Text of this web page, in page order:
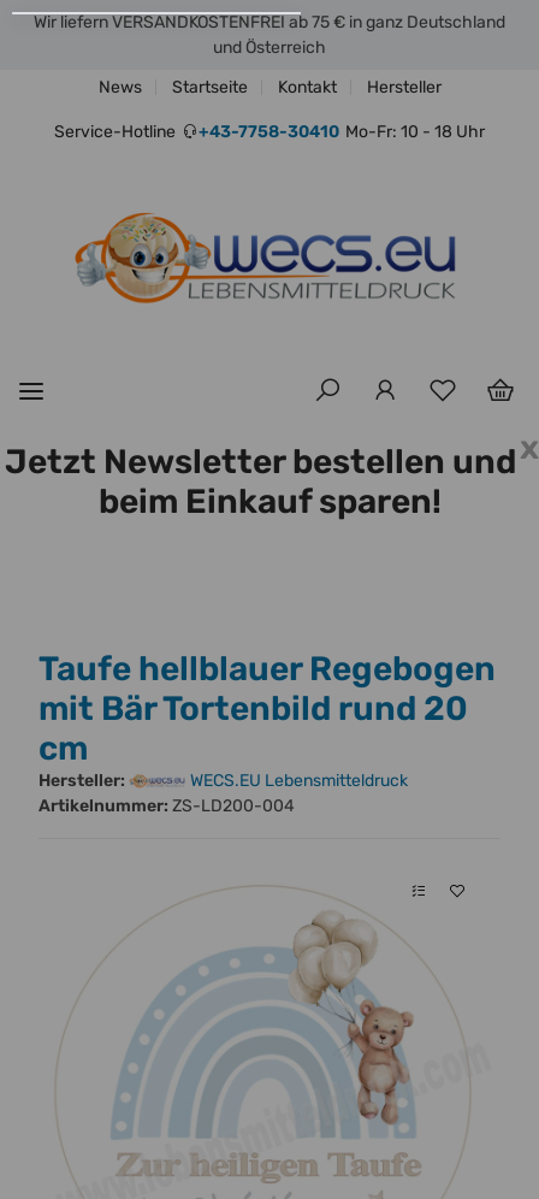
Wir liefern VERSANDKOSTENFREI ab 75 € in ganz Deutschland
und Österreich
News
Startseite Kontakt Hersteller
Service-Hotline +43-7758-30410 Mo-Fr: 10 - 18 Uhr
x
Jetzt Newsletter bestellen und
beim Einkauf sparen!
Taufe hellblauer Regebogen
mit Bär Tortenbild rund 20
cm
Hersteller:
WECS.EU Lebensmitteldruck
Artikelnummer: ZS-LD200-004